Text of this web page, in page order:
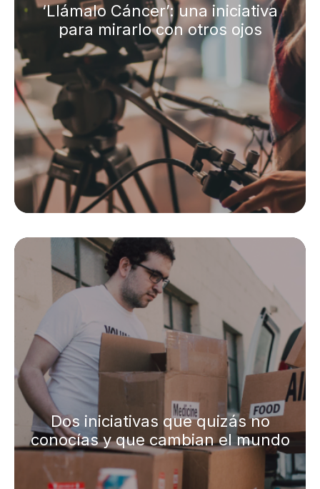
‘Llámalo Cáncer’: una iniciativa
para mirarlo con otros ojos
Dos iniciativas que quizás no
conocías y que cambian el mundo